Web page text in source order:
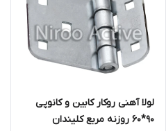
لولا آهنی روکار کابین و کانوپی
۹۰*۶۰ روزنه مربع کلیندان